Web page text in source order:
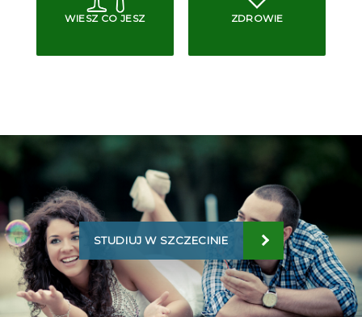
WIESZ CO JESZ ZDROWIE
STUDIUJ W SZCZECINIE